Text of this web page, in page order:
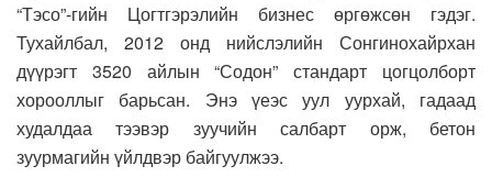
“Тэсо”-гийн Цогтгэрэлийн бизнес өргөжсөн гэдэг.
Тухайлбал, 2012 онд нийслэлийн Сонгинохайрхан
дүүрэгт 3520 айлын “Содон” стандарт цогцолборт
хорооллыг барьсан. Энэ үеэс уул уурхай, гадаад
худалдаа тээвэр зуучийн салбарт орж, бетон
зуурмагийн үйлдвэр байгуулжээ.